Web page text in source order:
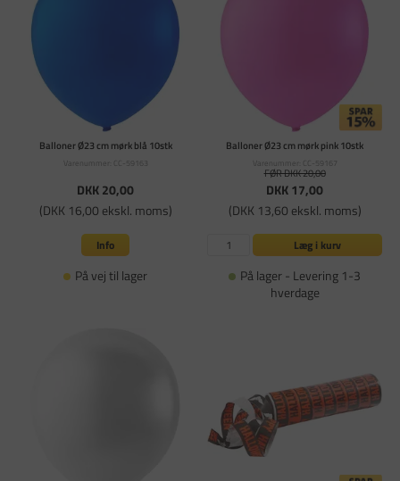
Balloner Ø23 cm mørk blå 10stk
Varenummer: CC-59163
DKK 20,00
(DKK 16,00 ekskl. moms)
Info
På vej til lager
Balloner Ø23 cm mørk pink 10stk
Varenummer: CC-59167
FØR DKK 20,00
DKK 17,00
(DKK 13,60 ekskl. moms)
Læg i kurv
På lager - Levering 1-3
hverdage